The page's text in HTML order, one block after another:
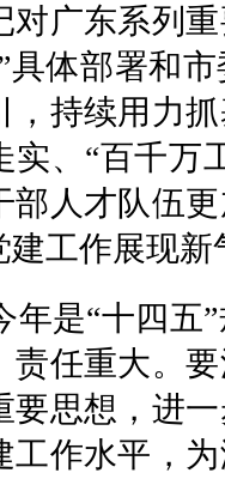
对广东系列
具体部署和
，持续用力
实、“百千万
部人才队伍
工作展现新
年是“十四五
责任重大。
要思想，进
工作水平，